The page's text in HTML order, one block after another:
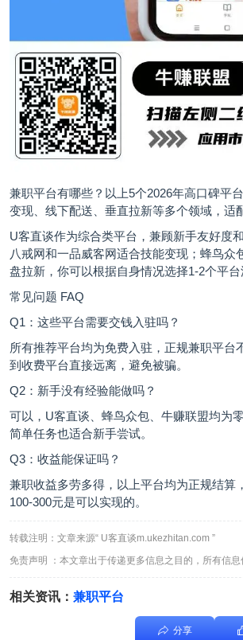
兼职平台有哪些？以上5个2026年高口碑平
变现、线下配送、垂直拉新等多个领域，适
U客直谈作为综合类平台，兼顾新手友好度
八戒网和一品威客网适合技能变现；蜂鸟众
盘拉新，你可以根据自身情况选择1-2个平台
常见问题 FAQ
Q1：这些平台需要交钱入驻吗？
所有推荐平台均为免费入驻，正规兼职平台
到收费平台直接远离，避免被骗。
Q2：新手没有经验能做吗？
可以，U客直谈、蜂鸟众包、牛赚联盟均为
简单任务也适合新手尝试。
Q3：收益能保证吗？
兼职收益多劳多得，以上平台均为正规结算
100-300元是可以实现的。
转载注明：文章来源“ U客直谈m.ukezhitan.com ”
免责声明 ：本文章出于传递更多信息之目的，所有信
相关资讯： 兼职平台
分享